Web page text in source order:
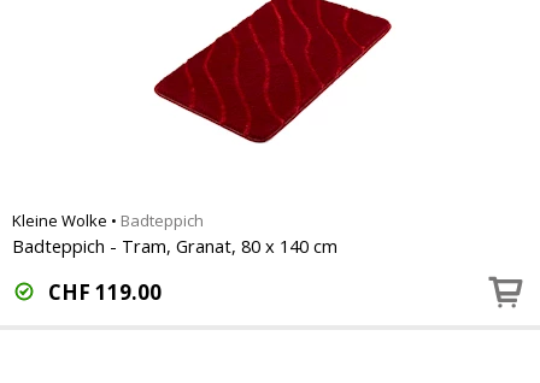
Kleine Wolke • Badteppich
Badteppich - Tram, Granat, 80 x 140 cm
CHF 119.00